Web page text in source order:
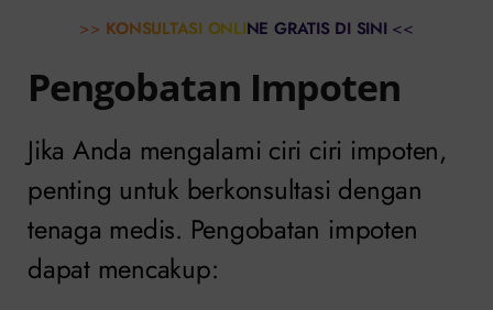
>> KONSULTASI ONLINE GRATIS DI SINI <<
Pengobatan Impoten
Jika Anda mengalami ciri ciri impoten,
penting untuk berkonsultasi dengan
tenaga medis. Pengobatan impoten
dapat mencakup: